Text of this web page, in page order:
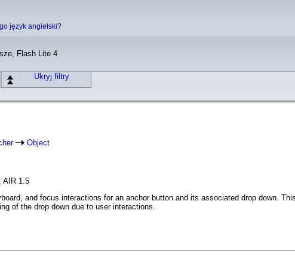
język angielski?
Flash Lite 4
Ukryj filtry
Object
AIR 1.5
and focus interactions for an anchor button and its associated drop down.
of the drop down due to user interactions.